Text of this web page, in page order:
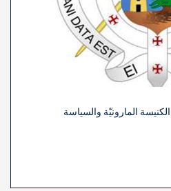
المارونيّة والسياسة